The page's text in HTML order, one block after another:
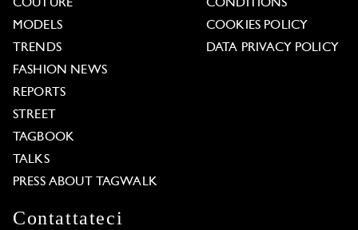
COUTURE
MODELS
TRENDS
FASHION NEWS
REPORTS
STREET
TAGBOOK
TALKS
PRESS ABOUT TAGWALK
CONDITIONS
COOKIES POLICY
DATA PRIVACY POLICY
Contattateci